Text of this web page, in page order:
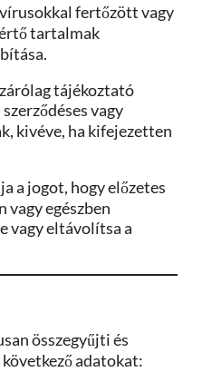
fertőzött vagy
tartalmak
tájékoztató
vagy
kivéve, ha kifejezetten
a jogot, hogy előzetes
vagy egészben
vagy eltávolítsa a
összegyűjti és
adatokat: